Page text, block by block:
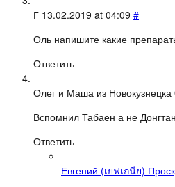
Г 13.02.2019 at 04:09 #
Оль напишите какие
Ответить
Олег и Маша из Новокузнецка
Вспомнил Табаен а не
Ответить
Евгений (เยฟเกนีย)